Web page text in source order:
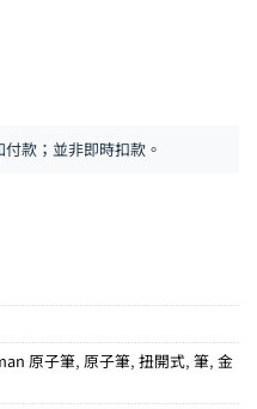
款；並非即時扣款。
原子筆, 原子筆, 扭開式, 筆, 金